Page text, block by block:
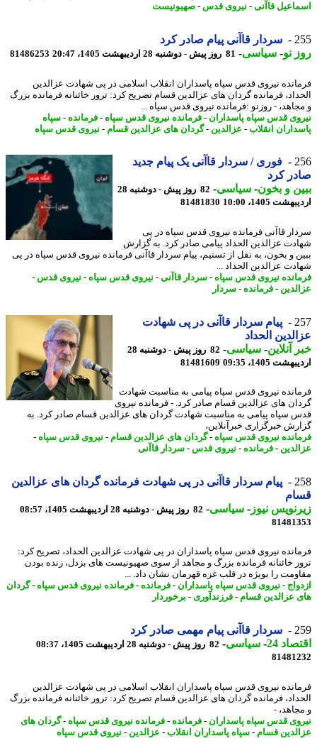
قاآنی- نیروی قدس-صهیونیست
سردار قاآنی پیام صادر کرد
نو- سیاسی-81 روز پیش - دوشنبه 28 اردیبهشت 1405، 20:47 81486253
نیروی قدس سپاه پاسداران انقلاب اسلامی در پی شهادت عزالدین
فرمانده گردان های عزالدین قسام تصریح کرد: ترور خائنانه فرمانده بزرگ
- روزنو :فرمانده نیروی قدس سپاه ...
قدس سپاه پاسداران - فرمانده نیروی قدس سپاه-فرمانده-سپاه
انقلاب-عزالدین-گردان های عزالدین قسام-نیروی قدس سپاه
فوری / سردار قاآنی یک پیام جدید
کرد
و بخون-سیاسی-
82 روز پیش - دوشنبه 28
1405، 10:00
81481830
قاآنی فرمانده نیروی قدس سپاه در پی
عزالدین الحداد پیامی صادر کرد. به گزارش
و بخون، به نقل از تسنیم، پیام سردار قاآنی فرمانده نیروی قدس سپاه در پی
عزالدین الحداد ...
نیروی قدس سپاه-سردار قاآنی- نیروی قدس سپاه-نیروی قدس-
-فرمانده-سردار
پیام سردار قاآنی در پی شهادت
الحداد
آنلاین-سیاسی-
82 روز پیش - دوشنبه 28
1405، 09:35
81481609
نیروی قدس سپاه پیامی به مناسبت شهادت
های عزالدین قسام صادر کرد. - فرمانده نیروی
سپاه پیامی به مناسبت شهادت گردان های عزالدین قسام صادر کرد. به
خبرگزاری خبرآنلاین،
نیروی قدس سپاه-گردان های عزالدین قسام-نیروی قدس سپاه-
-فرمانده-نیروی قدس-سردار قاآنی
پیام سردار قاآنی در پی شهادت فرمانده گردان های عزالدین
نیوز-سیاسی-82 روز پیش - دوشنبه 28 اردیبهشت 1405، 08:57
نیروی قدس سپاه پاسداران در پی شهادت عزالدین الحداد، تصریح کرد:
خائنانه فرمانده بزرگ و مجاهد از سوی صهیونیست های بزدل، زنده بودن
را بویژه در قلب غزه قهرمان نشان داد. ...
-نیروی قدس سپاه پاسداران - فرمانده-فرمانده نیروی قدس سپاه-گردان
عزالدین قسام-فرزندآوری - برخوردار
سردار قاآنی پیام مهمی صادر کرد
24
-سیاسی-82 روز پیش - دوشنبه 28 اردیبهشت 1405، 08:37
نیروی قدس سپاه پاسداران انقلاب اسلامی در پی شهادت عزالدین
فرمانده گردان های عزالدین قسام تصریح کرد: ترور خائنانه فرمانده بزرگ
-
قدس سپاه پاسداران - فرمانده-فرمانده نیروی قدس سپاه-گردان های
قسام-سپاه پاسداران انقلاب-عزالدین-نیروی قدس سپاه